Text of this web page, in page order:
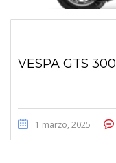
VESPA GTS 300
1 marzo, 2025